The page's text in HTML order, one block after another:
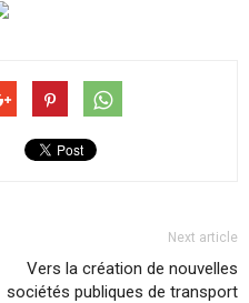
Next article
Vers la création de nouvelles
sociétés publiques de transport